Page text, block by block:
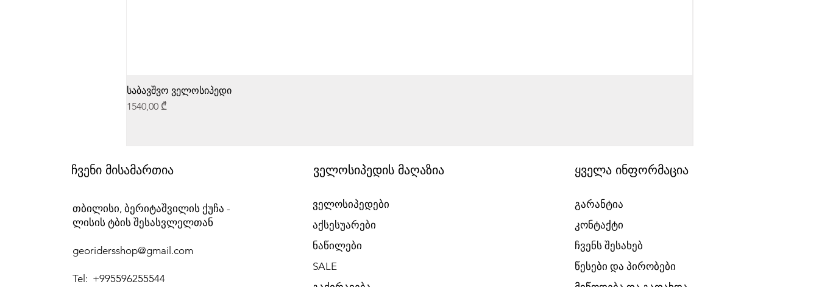
საბავშვო ველოსიპედი
Price
1540,00 ₾
ჩვენი მისამართია
თბილისი, ბერიტაშვილის ქუჩა -
ლისის ტბის შესასვლელთან
georidersshop@gmail.com
Tel: +995596255544
ველოსიპედის მაღაზია
ველოსიპედები
აქსესუარები
ნაწილები
SALE
ყველა ინფორმაცია
გარანტია
კონტაქტი
ჩვენს შესახებ
წესები და პირობები